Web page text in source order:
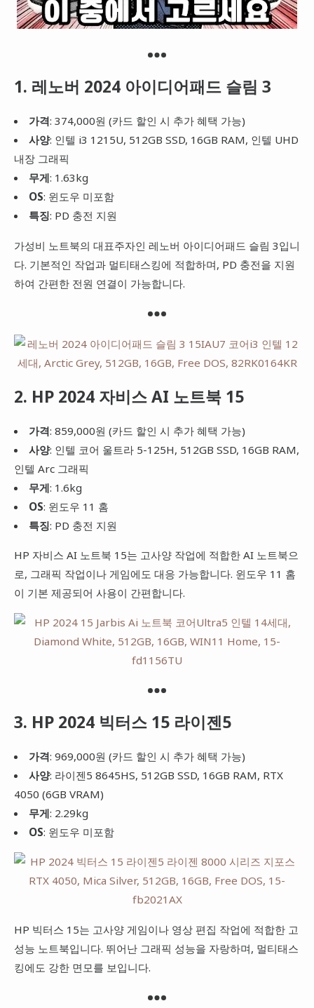
1. 레노버 2024 아이디어패드 슬림 3
가격: 374,000원 (카드 할인 시 추가 혜택 가능)
사양: 인텔 i3 1215U, 512GB SSD, 16GB RAM, 인텔 UHD
내장 그래픽
무게: 1.63kg
OS: 윈도우 미포함
특징: PD 충전 지원
가성비 노트북의 대표주자인 레노버 아이디어패드 슬림 3입니
다. 기본적인 작업과 멀티태스킹에 적합하며, PD 충전을 지원
하여 간편한 전원 연결이 가능합니다.
2. HP 2024 자비스 AI 노트북 15
가격: 859,000원 (카드 할인 시 추가 혜택 가능)
사양: 인텔 코어 울트라 5-125H, 512GB SSD, 16GB RAM,
인텔 Arc 그래픽
무게: 1.6kg
OS: 윈도우 11 홈
특징: PD 충전 지원
HP 자비스 AI 노트북 15는 고사양 작업에 적합한 AI 노트북으
로, 그래픽 작업이나 게임에도 대응 가능합니다. 윈도우 11 홈
이 기본 제공되어 사용이 간편합니다.
3. HP 2024 빅터스 15 라이젠5
가격: 969,000원 (카드 할인 시 추가 혜택 가능)
사양: 라이젠5 8645HS, 512GB SSD, 16GB RAM, RTX
4050 (6GB VRAM)
무게: 2.29kg
OS: 윈도우 미포함
HP 빅터스 15는 고사양 게임이나 영상 편집 작업에 적합한 고
성능 노트북입니다. 뛰어난 그래픽 성능을 자랑하며, 멀티태스
킹에도 강한 면모를 보입니다.